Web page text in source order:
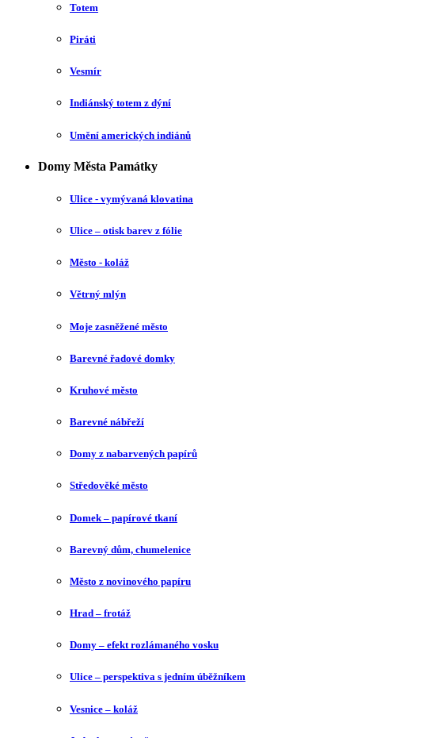
Totem
Piráti
Vesmír
Indiánský totem z dýní
Umění amerických indiánů
Domy Města Památky
Ulice - vymývaná klovatina
Ulice – otisk barev z fólie
Město - koláž
Větrný mlýn
Moje zasněžené město
Barevné řadové domky
Kruhové město
Barevné nábřeží
Domy z nabarvených papírů
Středověké město
Domek – papírové tkaní
Barevný dům, chumelenice
Město z novinového papíru
Hrad – frotáž
Domy – efekt rozlámaného vosku
Ulice – perspektiva s jedním úběžníkem
Vesnice – koláž